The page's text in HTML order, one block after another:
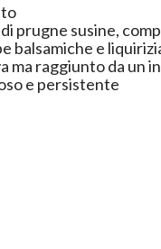
prugne susine,
balsamiche e
ma raggiunto da un
e persistente